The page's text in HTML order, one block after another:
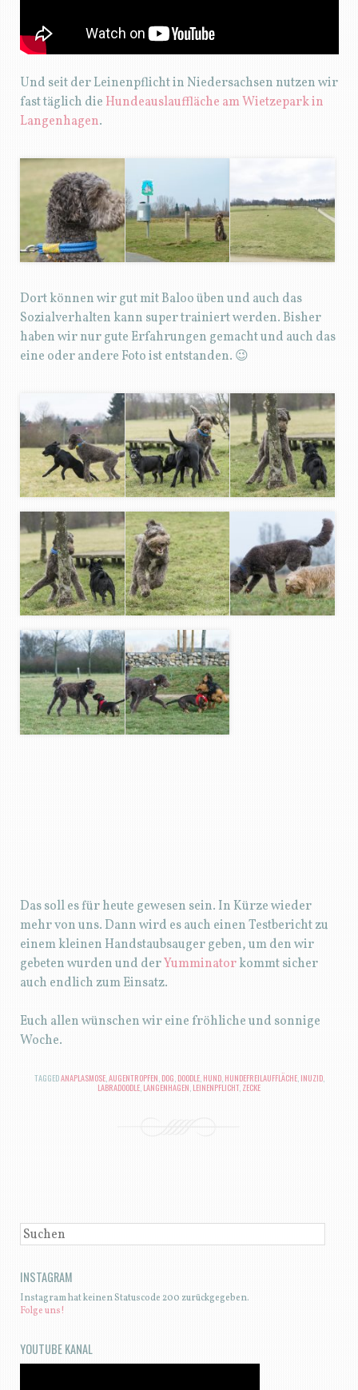
Und seit der Leinenpflicht in Niedersachsen nutzen wir
fast täglich die Hundeauslauffläche am Wietzepark in
Langenhagen.
Dort können wir gut mit Baloo üben und auch das
Sozialverhalten kann super trainiert werden. Bisher
haben wir nur gute Erfahrungen gemacht und auch das
eine oder andere Foto ist entstanden. 😉
Das soll es für heute gewesen sein. In Kürze wieder
mehr von uns. Dann wird es auch einen Testbericht zu
einem kleinen Handstaubsauger geben, um den wir
gebeten wurden und derYumminatorkommt sicher
auch endlich zum Einsatz.
Euch allen wünschen wir eine fröhliche und sonnige
Woche.
TAGGEDANAPLASMOSE,AUGENTROPFEN, DOG, DOODLE, HUND, HUNDEFREILAUFFLÄCHE, INUZID,
LABRADOODLE, LANGENHAGEN, LEINENPFLICHT, ZECKE
SUCHEN
INSTAGRAM
Instagram hat keinen Statuscode 200 zurückgegeben.
Folge uns!
YOUTUBE KANAL